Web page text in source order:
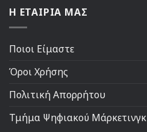
Η ΕΤΑΙΡΙΑ ΜΑΣ
Ποιοι Είμαστε
Όροι Χρήσης
Πολιτική Απορρήτου
Τμήμα Ψηφιακού Μάρκετινγκ